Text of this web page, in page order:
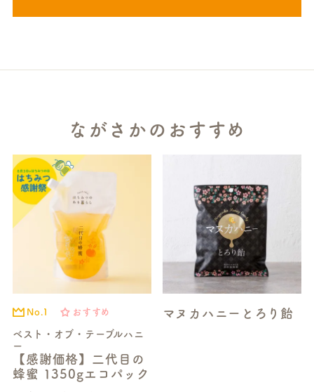
ながさかのおすすめ
No.1 おすすめ
ベスト・オブ・テーブルハニ
ー
【感謝価格】二代目の
蜂蜜 1350gエコパック
マヌカハニーとろり飴